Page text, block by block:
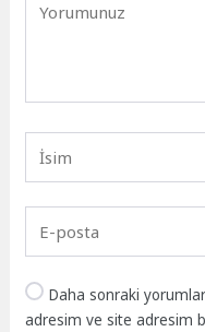
Daha sonraki
adresim ve site adresim